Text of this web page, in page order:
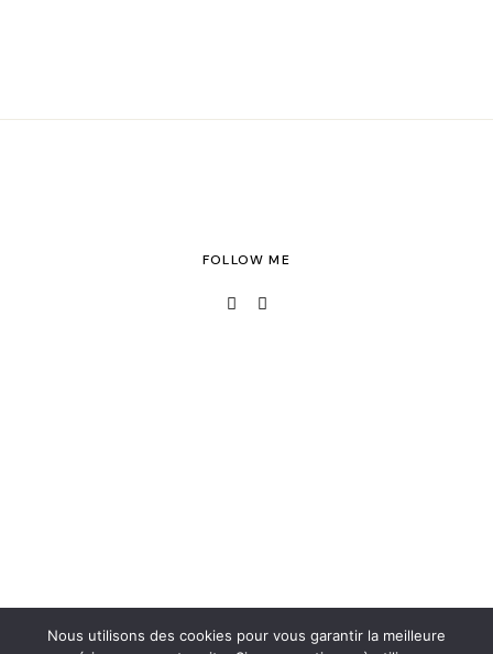
FOLLOW ME
Nous utilisons des cookies pour vous garantir la meilleure